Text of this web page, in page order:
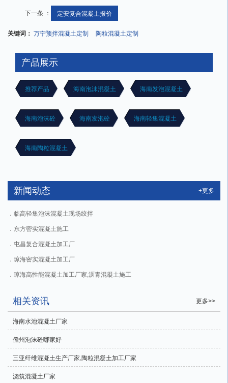
下一条 ： 定安复合混凝土报价
关键词： 万宁预拌混凝土定制 陶粒混凝土定制
产品展示
推荐产品 海南泡沫混凝土 海南发泡混凝土
海南泡沫砼 海南发泡砼 海南轻集混凝土
海南陶粒混凝土
新闻动态 +更多
临高轻集泡沫混凝土现场绞拌
东方密实混凝土施工
屯昌复合混凝土加工厂
琼海密实混凝土加工厂
琼海高性能混凝土加工厂家,沥青混凝土施工
相关资讯 更多>>
海南水池混凝土厂家
儋州泡沫砼哪家好
三亚纤维混凝土生产厂家,陶粒混凝土加工厂家
浇筑混凝土厂家